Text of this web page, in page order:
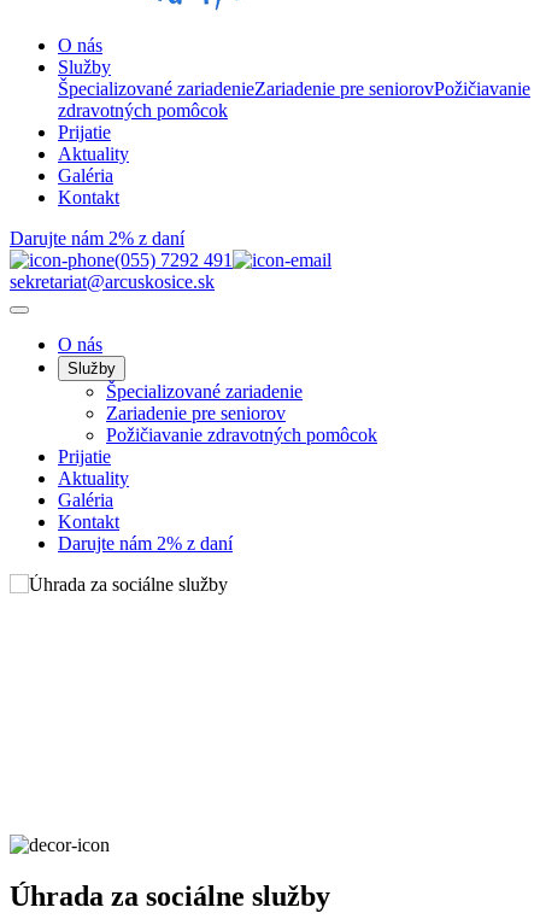
O nás
Služby
Špecializované zariadenieZariadenie pre seniorovPožičiavanie
zdravotných pomôcok
Prijatie
Aktuality
Galéria
Kontakt
Darujte nám 2% z daní
(055) 7292 491
sekretariat@arcuskosice.sk
O nás
Služby
Špecializované zariadenie
Zariadenie pre seniorov
Požičiavanie zdravotných pomôcok
Prijatie
Aktuality
Galéria
Kontakt
Darujte nám 2% z daní
Úhrada za sociálne služby